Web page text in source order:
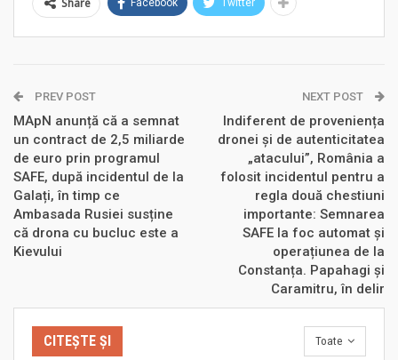
Share Facebook Twitter
PREV POST
MApN anunță că a semnat
un contract de 2,5 miliarde
de euro prin programul
SAFE, după incidentul de la
Galați, în timp ce
Ambasada Rusiei susține
că drona cu bucluc este a
Kievului
NEXT POST
Indiferent de proveniența
dronei și de autenticitatea
„atacului”, România a
folosit incidentul pentru a
regla două chestiuni
importante: Semnarea
SAFE la foc automat și
operațiunea de la
Constanța. Papahagi și
Caramitru, în delir
Toate
CITEȘTE ȘI